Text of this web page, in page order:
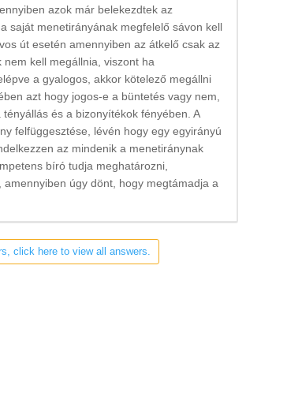
azok már belekezdtek az
saját menetirányának megfelelő sávon kell
út esetén amennyiben az átkelő csak az
kell megállnia, viszont ha
a gyalogos, akkor kötelező megállni
azt hogy jogos-e a büntetés vagy nem,
és a bizonyítékok fényében. A
felfüggesztése, lévén hogy egy egyirányú
az mindenik a menetiránynak
bíró tudja meghatározni,
úgy dönt, hogy megtámadja a
click here to view all answers.